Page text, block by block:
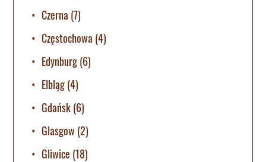
Czerna (7)
Częstochowa (4)
Edynburg(6)
Elbląg(4)
Gdańsk(6)
Glasgow (2)
Gliwice (18)